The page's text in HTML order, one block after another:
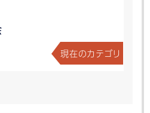
現在のカテゴリ